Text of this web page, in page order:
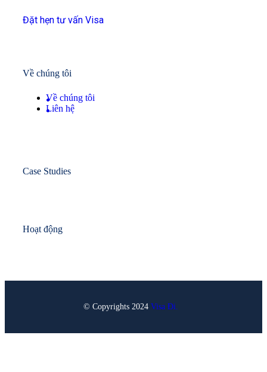
Đặt hẹn tư vấn Visa
Về chúng tôi
Về chúng tôi
Liên hệ
Case Studies
Hoạt động
© Copyrights 2024 Visa Đi.